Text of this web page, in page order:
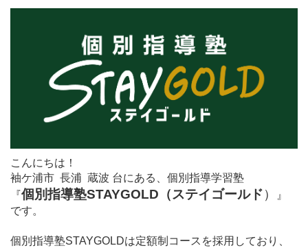
こんにちは！
袖ケ浦市 長浦 蔵波 台にある、個別指導学習塾
『個別指導塾STAYGOLD（ステイゴールド）
』
です。
個別指導塾STAYGOLDは定額制コースを採用しており、